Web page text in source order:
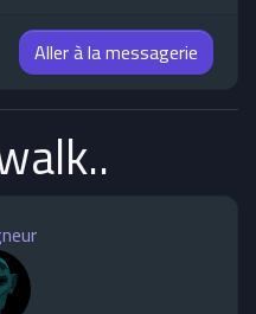
Aller à la messagerie